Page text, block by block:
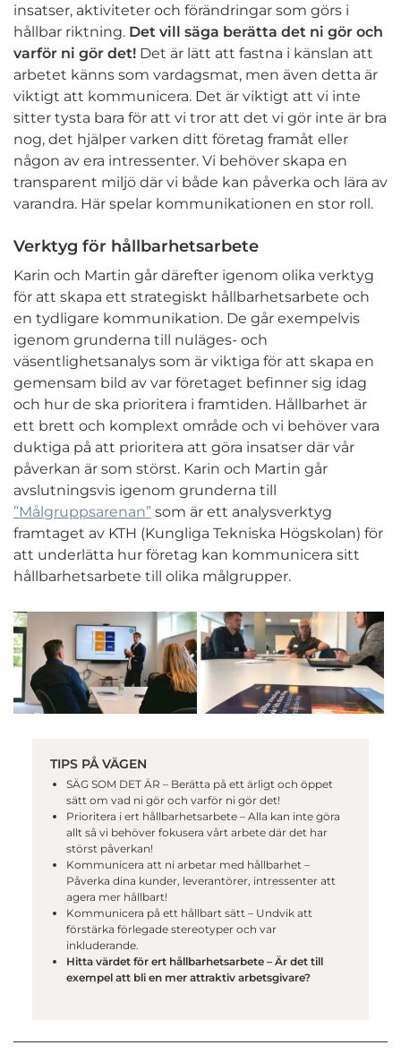
insatser, aktiviteter och förändringar som görs i
hållbar riktning. Det vill säga berätta det ni gör och
varför ni gör det! Det är lätt att fastna i känslan att
arbetet känns som vardagsmat, men även detta är
viktigt att kommunicera. Det är viktigt att vi inte
sitter tysta bara för att vi tror att det vi gör inte är bra
nog, det hjälper varken ditt företag framåt eller
någon av era intressenter. Vi behöver skapa en
transparent miljö där vi både kan påverka och lära av
varandra. Här spelar kommunikationen en stor roll.
Verktyg för hållbarhetsarbete
Karin och Martin går därefter igenom olika verktyg
för att skapa ett strategiskt hållbarhetsarbete och
en tydligare kommunikation. De går exempelvis
igenom grunderna till nuläges- och
väsentlighetsanalys som är viktiga för att skapa en
gemensam bild av var företaget befinner sig idag
och hur de ska prioritera i framtiden. Hållbarhet är
ett brett och komplext område och vi behöver vara
duktiga på att prioritera att göra insatser där vår
påverkan är som störst. Karin och Martin går
avslutningsvis igenom grunderna till
”Målgruppsarenan” som är ett analysverktyg
framtaget av KTH (Kungliga Tekniska Högskolan) för
att underlätta hur företag kan kommunicera sitt
hållbarhetsarbete till olika målgrupper.
TIPS PÅ VÄGEN
SÄG SOM DET ÄR – Berätta på ett ärligt och öppet
sätt om vad ni gör och varför ni gör det!
Prioritera i ert hållbarhetsarbete – Alla kan inte göra
allt så vi behöver fokusera vårt arbete där det har
störst påverkan!
Kommunicera att ni arbetar med hållbarhet –
Påverka dina kunder, leverantörer, intressenter att
agera mer hållbart!
Kommunicera på ett hållbart sätt – Undvik att
förstärka förlegade stereotyper och var
inkluderande.
Hitta värdet för ert hållbarhetsarbete – Är det till
exempel att bli en mer attraktiv arbetsgivare?